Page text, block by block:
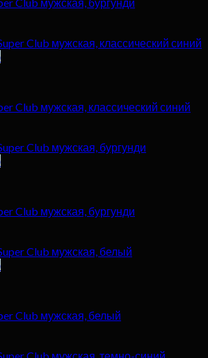
Club мужская, классический синий
Club мужская, бургунди
Club мужская, белый